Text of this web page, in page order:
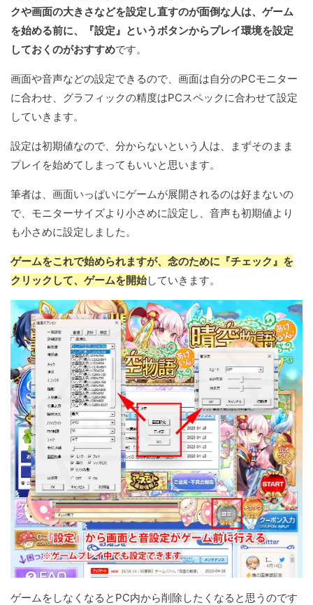
クや画面の大きさなどを設定し直すのが面倒な人は、ゲーム
を始める前に、『設定』というボタンからプレイ環境を設定
しておくのがおすすめです。
画面や音声などの設定できるので、画面は自分のPCモニター
に合わせ、グラフィックの精度はPCスペックに合わせて設定
していきます。
設定は初期値なので、分からないという人は、まずそのまま
プレイを始めてしまってもいいと思います。
筆者は、画面いっぱいにゲームが展開されるのは好まないの
で、モニターサイズより小さめに設定し、音声も初期値より
も小さめに設定しました。
ゲームをこれで始められますが、念のために『チェック』を
クリックして、ゲームを開始していきます。
ゲームをしなくなるとPC内から削除したくなると思うのです